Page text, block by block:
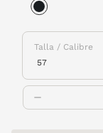
Talla / Calibre